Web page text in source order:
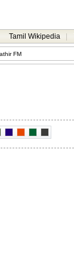
Tamil Wikipedia
FM